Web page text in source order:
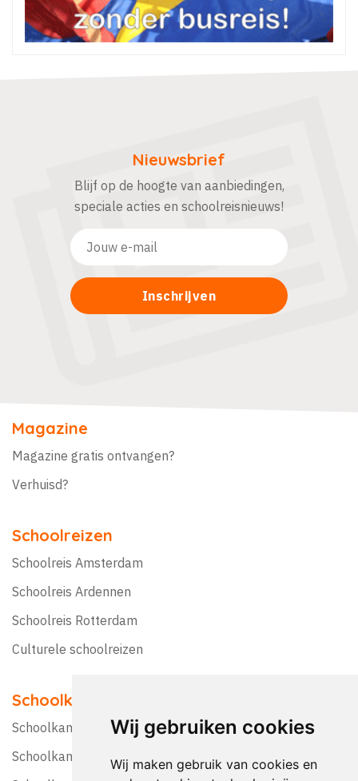
Wij gebruiken cookies
Wij maken gebruik van cookies en
Nieuwsbrief
Blijf op de hoogte van aanbiedingen,
speciale acties en schoolreisnieuws!
Magazine
Magazine gratis ontvangen?
Verhuisd?
Schoolreizen
Schoolreis Amsterdam
Schoolreis Ardennen
Schoolreis Rotterdam
Culturele schoolreizen
Schoolkampen
Schoolkamp Nederland
Schoolkamp België